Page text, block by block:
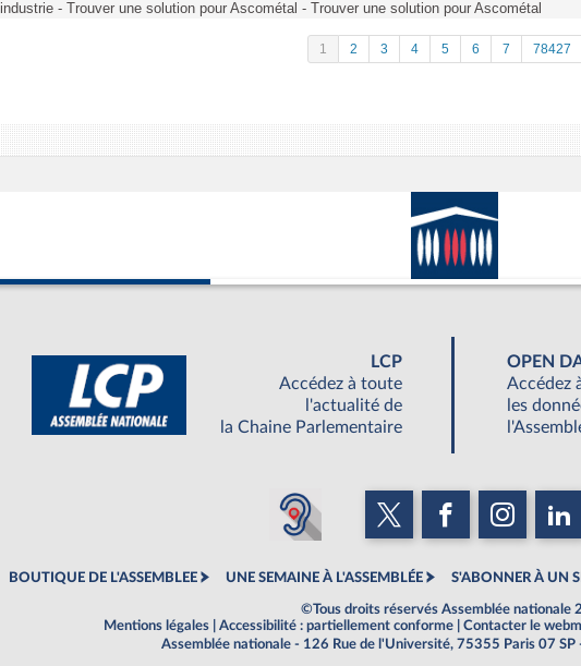
industrie - Trouver une solution pour Ascométal - Trouver une solution pour Ascométal
1 2 3 4 5 6 7 78427
LCP
Accédez à toute
l'actualité de
la Chaine Parlementaire
OPEN
Accédez
les
BOUTIQUE DE L'ASSEMBLEE UNE SEMAINE À L'ASSEMBLÉE S'ABONNER À UN
©Tous droits réservés Assemblée nationale
Mentions légales
Accessibilité : partiellement conforme Contacter le
Assemblée nationale - 126 Rue de l'Université, 75355 Paris 07